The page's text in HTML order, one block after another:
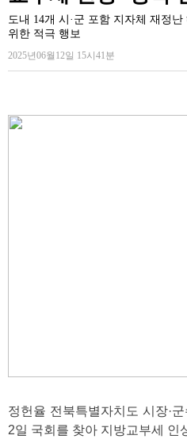
도내 14개 시·군 포함 지자체 재정
위한 적극 행보
2025년06월12일 15시41분
정헌율 전북특별자치도 시장·
2일 국회를 찾아 지방교부세 인